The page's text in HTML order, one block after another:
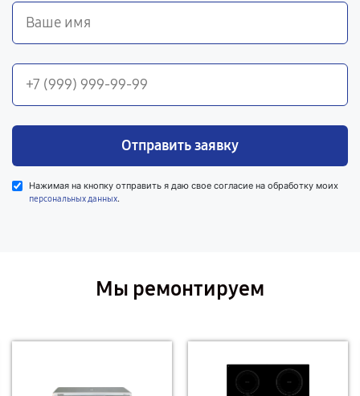
Отправить заявку
Нажимая на кнопку отправить я даю свое согласие на обработку моих
персональных данных.
Мы ремонтируем